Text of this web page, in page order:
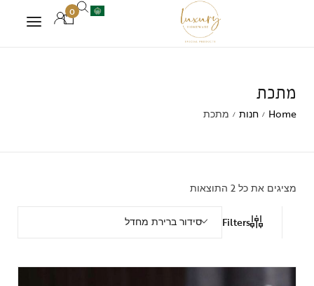
0
מתכת
Home
/ חנות / מתכת
מציגים את כל ⁦2⁩ התוצאות
Filters סידור ברירת מחדל